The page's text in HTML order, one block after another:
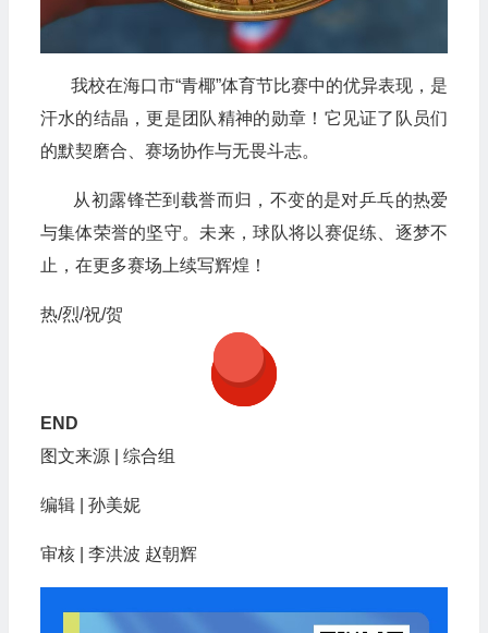
我校在海口市“青椰”体育节比赛中的优异表现，是
汗水的结晶，更是团队精神的勋章！它见证了队员们
的默契磨合、赛场协作与无畏斗志。
从初露锋芒到载誉而归，不变的是对乒乓的热爱
与集体荣誉的坚守。未来，球队将以赛促练、逐梦不
止，在更多赛场上续写辉煌！
热/烈/祝/贺
END
图文来源 | 综合组
编辑 | 孙美妮
审核 | 李洪波 赵朝辉